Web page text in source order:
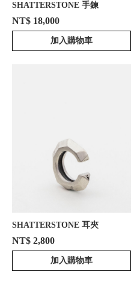
SHATTERSTONE 手鍊
NT$ 18,000
加入購物車
SHATTERSTONE 耳夾
NT$ 2,800
加入購物車